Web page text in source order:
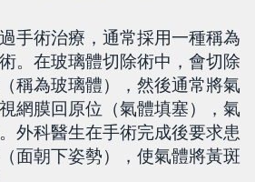
手術治療，通常採用一種稱為
。在玻璃體切除術中，會切除
稱為玻璃體），然後通常將氣
網膜回原位（氣體填塞），氣
外科醫生在手術完成後要求患
面朝下姿勢），使氣體將黃斑